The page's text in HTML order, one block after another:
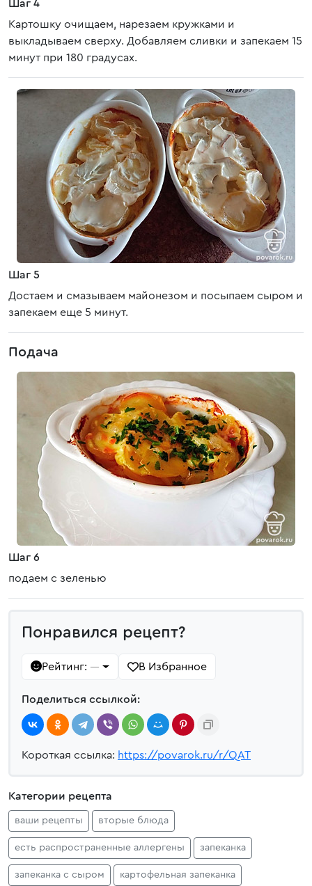
Шаг 4
Картошку очищаем, нарезаем кружками и
выкладываем сверху. Добавляем сливки и запекаем 15
минут при 180 градусах.
Шаг 5
Достаем и смазываем майонезом и посыпаем сыром и
запекаем еще 5 минут.
Подача
Шаг 6
подаем с зеленью
Понравился рецепт?
Рейтинг: — В Избранное
Поделиться ссылкой:
Короткая ссылка: https://povarok.ru/r/QAT
Категории рецепта
ваши рецепты вторые блюда
есть распространенные аллергены запеканка
запеканка с сыром картофельная запеканка